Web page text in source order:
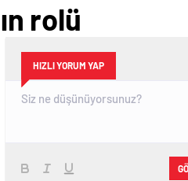
rolü
HIZLI YORUM YAP